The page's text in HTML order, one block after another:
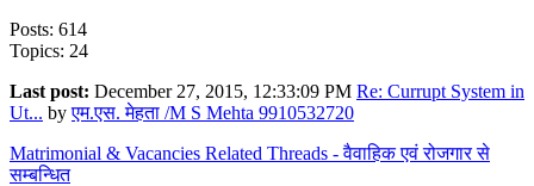
Posts: 614
Topics: 24
Last post: December 27, 2015, 12:33:09 PM Re: Currupt System in
Ut... byएम.एस. मेहता /M S Mehta 9910532720
Matrimonial & Vacancies Related Threads - वैवाहिक एवं रोजगार से
सम्बन्धित